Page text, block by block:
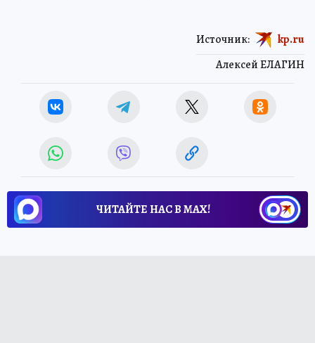
Алексей ЕЛАГИН
Источник: kp.ru
ЧИТАЙТЕ НАС В МАХ!